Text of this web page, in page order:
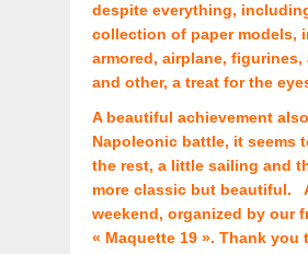
despite everything,
collection of paper models,
armored, airplane,
and other, a treat for the
A beautiful achievement
Napoleonic battle, it seems
the rest, a little sailing and
more classic but beautiful.
weekend, organized by our
« Maquette 19 ». Thank you